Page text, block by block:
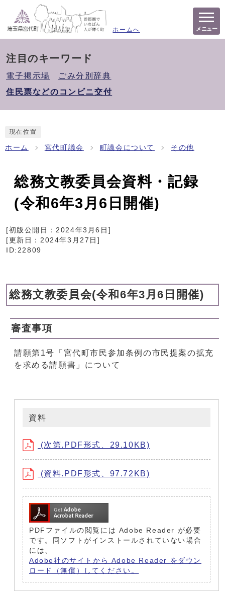
ホームへ メニュー
注目のキーワード
電子掲示場
ごみ分別辞典
住民票などのコンビニ交付
現在位置
ホーム 宮代町議会 町議会について その他
総務文教委員会資料・記録
(令和6年3月6日開催)
[初版公開日：2024年3月6日 ]
[更新日： 2024年3月27日 ]
ID:22809
総務文教委員会(令和6年3月6日開催)
審査事項
請願第1号「宮代町市民参加条例の市民提案の拡充
を求める請願書」について
資料
(次第.PDF形式、29.10KB)
(資料.PDF形式、97.72KB)
PDFファイルの閲覧には Adobe Reader が必要
です。同ソフトがインストールされていない場合
には、
Adobe社のサイトから Adobe Reader をダウン
ロード（無償）してください。